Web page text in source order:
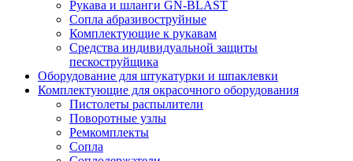
Рукава и шланги GN-BLAST
Сопла абразивоструйные
Комплектующие к рукавам
Средства индивидуальной защиты
пескоструйщика
Оборудование для штукатурки и шпаклевки
Комплектующие для окрасочного оборудования
Пистолеты распылители
Поворотные узлы
Ремкомплекты
Сопла